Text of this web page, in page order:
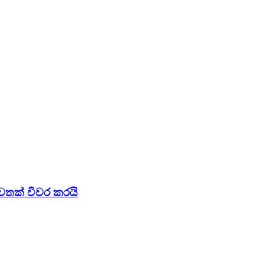
විවර කරයි